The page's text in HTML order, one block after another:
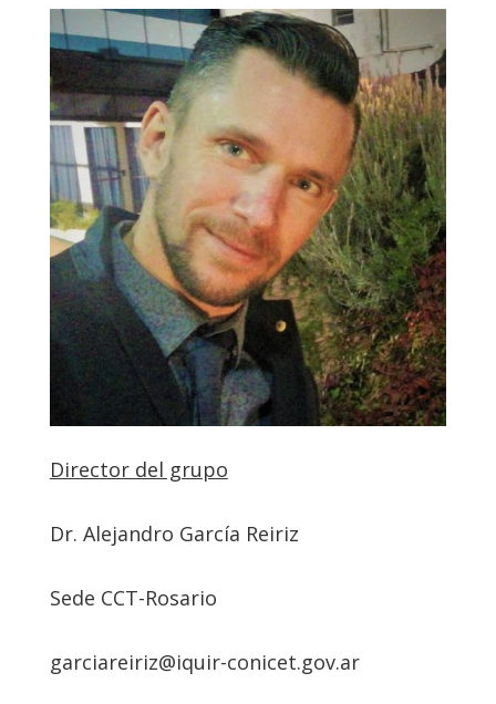
Director del grupo
Dr. Alejandro García Reiriz
Sede CCT-Rosario
garciareiriz@iquir-conicet.gov.ar